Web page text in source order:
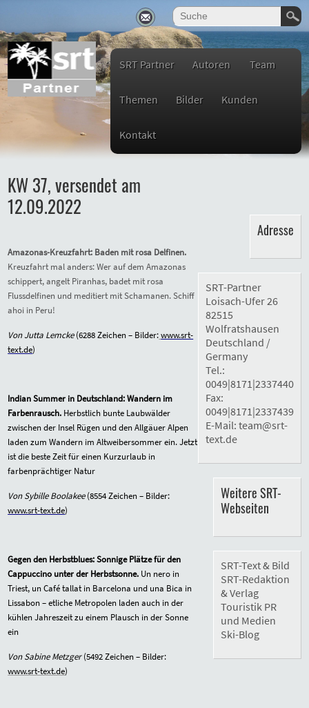
SRT Partner Autoren Team
Themen Bilder Kunden
Kontakt
KW 37, versendet am
12.09.2022
Amazonas-Kreuzfahrt: Baden mit rosa Delfinen.
Kreuzfahrt mal anders: Wer auf dem Amazonas
schippert, angelt Piranhas, badet mit rosa
Flussdelfinen und meditiert mit Schamanen. Schiff
ahoi in Peru!
Von Jutta Lemcke (6288Zeichen – Bilder:www.srt-
text.de)
Indian Summer in Deutschland:Wandern im
Farbenrausch. Herbstlich bunte Laubwälder
zwischen der Insel Rügen und den Allgäuer Alpen
laden zum Wandern im Altweibersommer ein. Jetzt
ist die beste Zeit für einen Kurzurlaub in
farbenprächtiger Natur
Von Sybille Boolakee (8554Zeichen – Bilder:
www.srt-text.de)
Gegen den Herbstblues: Sonnige Plätze für den
Cappuccino unter der Herbstsonne. Un nero in
Triest, un Café tallat in Barcelona und una Bica in
Lissabon–etliche Metropolen laden auch in der
kühlen Jahreszeit zu einem Plausch in der Sonne
ein
Von Sabine Metzger (5492Zeichen – Bilder:
www.srt-text.de)
Adresse
SRT-Partner
Loisach-Ufer 26
82515
Wolfratshausen
Deutschland /
Germany
Tel.:
0049|8171|2337440
Fax:
0049|8171|2337439
E-Mail: team@srt-
text.de
Weitere SRT-
Webseiten
SRT-Text & Bild
SRT-Redaktion
& Verlag
Touristik PR
und Medien
Ski-Blog